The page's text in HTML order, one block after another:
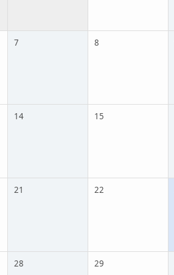
7 8
14 15
21 22
28 29